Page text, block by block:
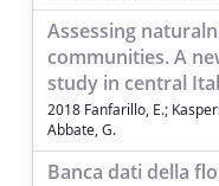
Assessing
communities. A
study in central
2018 Fanfarillo, E.;
Abbate, G.
Banca dati della